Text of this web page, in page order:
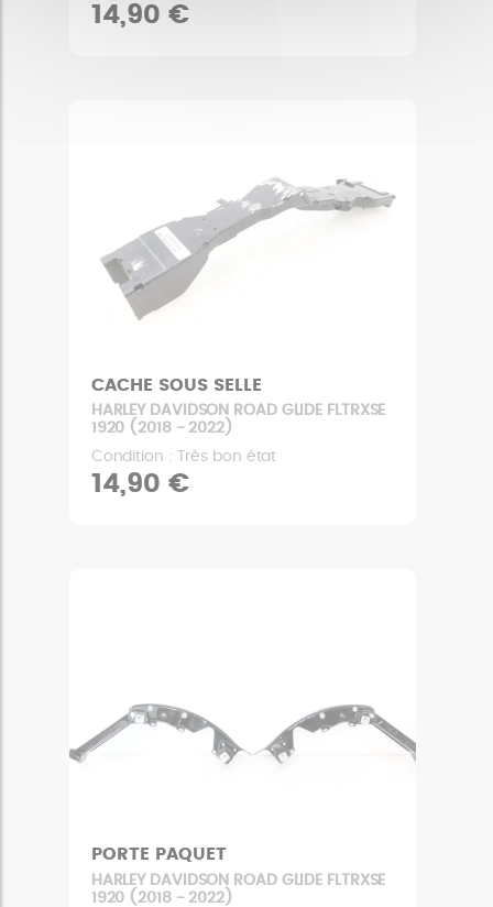
14,90 €
CACHE SOUS SELLE
HARLEY DAVIDSON ROAD GLIDE FLTRXSE
1920 (2018 - 2022)
Condition : Très bon état
14,90 €
PORTE PAQUET
HARLEY DAVIDSON ROAD GLIDE FLTRXSE
1920 (2018 - 2022)